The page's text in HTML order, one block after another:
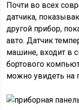
Почти во всех
датчика,
другой прибор,
авто. Датчик
машине, входит в
бортового
можно увидеть на